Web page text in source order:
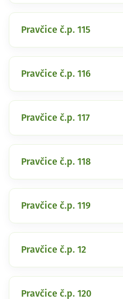
Pravčice č.p. 115
Pravčice č.p. 116
Pravčice č.p. 117
Pravčice č.p. 118
Pravčice č.p. 119
Pravčice č.p. 12
Pravčice č.p. 120